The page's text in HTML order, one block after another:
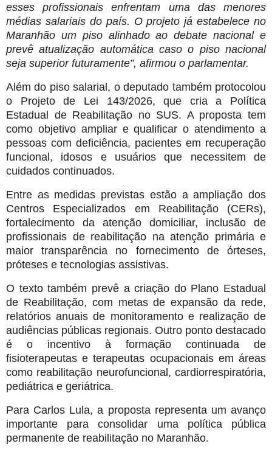
esses profissionais enfrentam uma das menores
médias salariais do país. O projeto já estabelece no
Maranhão um piso alinhado ao debate nacional e
prevê atualização automática caso o piso nacional
seja superior futuramente”, afirmou o parlamentar.
Além do piso salarial, o deputado também protocolou
o Projeto de Lei 143/2026, que cria a Política
Estadual de Reabilitação no SUS. A proposta tem
como objetivo ampliar e qualificar o atendimento a
pessoas com deficiência, pacientes em recuperação
funcional, idosos e usuários que necessitem de
cuidados continuados.
Entre as medidas previstas estão a ampliação dos
Centros Especializados em Reabilitação (CERs),
fortalecimento da atenção domiciliar, inclusão de
profissionais de reabilitação na atenção primária e
maior transparência no fornecimento de órteses,
próteses e tecnologias assistivas.
O texto também prevê a criação do Plano Estadual
de Reabilitação, com metas de expansão da rede,
relatórios anuais de monitoramento e realização de
audiências públicas regionais. Outro ponto destacado
é o incentivo à formação continuada de
fisioterapeutas e terapeutas ocupacionais em áreas
como reabilitação neurofuncional, cardiorrespiratória,
pediátrica e geriátrica.
Para Carlos Lula, a proposta representa um avanço
importante para consolidar uma política pública
permanente de reabilitação no Maranhão.